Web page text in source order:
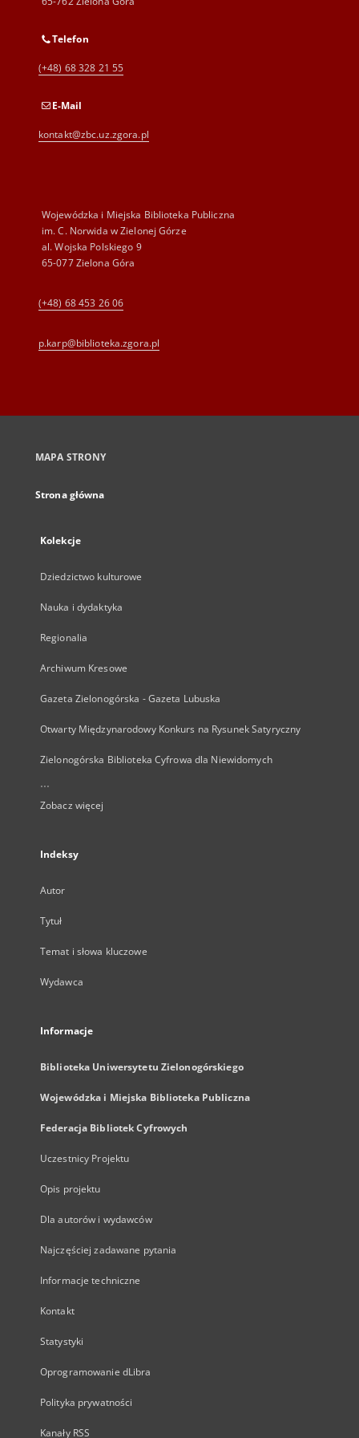
Telefon
(+48) 68 328 21 55
E-Mail
kontakt@zbc.uz.zgora.pl
Wojewódzka i Miejska Biblioteka Publiczna
im. C. Norwida w Zielonej Górze
al. Wojska Polskiego 9
65-077 Zielona Góra
(+48) 68 453 26 06
p.karp@biblioteka.zgora.pl
MAPA STRONY
Strona główna
Kolekcje
Dziedzictwo kulturowe
Nauka i dydaktyka
Regionalia
Archiwum Kresowe
Gazeta Zielonogórska - Gazeta Lubuska
Otwarty Międzynarodowy Konkurs na Rysunek Satyryczny
Zielonogórska Biblioteka Cyfrowa dla Niewidomych
...
Zobacz więcej
Indeksy
Autor
Tytuł
Temat i słowa kluczowe
Wydawca
Informacje
Biblioteka Uniwersytetu Zielonogórskiego
Wojewódzka i Miejska Biblioteka Publiczna
Federacja Bibliotek Cyfrowych
Uczestnicy Projektu
Opis projektu
Dla autorów i wydawców
Najczęściej zadawane pytania
Informacje techniczne
Kontakt
Statystyki
Oprogramowanie dLibra
Polityka prywatności
Kanały RSS